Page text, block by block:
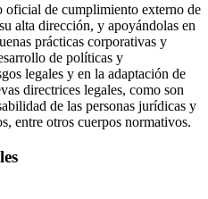
oficial de cumplimiento externo de
alta dirección, y apoyándolas en
prácticas corporativas y
de políticas y
legales y en la adaptación de
directrices legales, como son
de las personas jurídicas y
entre otros cuerpos normativos.